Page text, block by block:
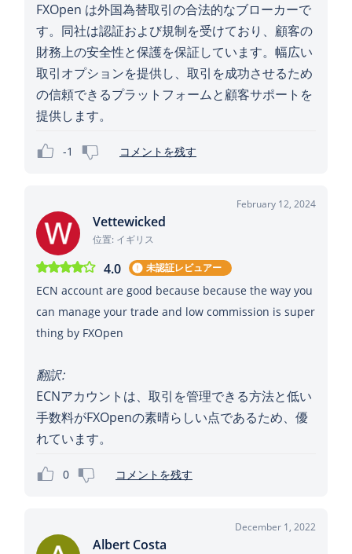
FXOpen は外国為替取引の合法的なブローカーで
す。同社は認証および規制を受けており、顧客の
財務上の安全性と保護を保証しています。幅広い
取引オプションを提供し、取引を成功させるため
の信頼できるプラットフォームと顧客サポートを
提供します。
-1 コメントを残す
February 12, 2024
Vettewicked
位置: イギリス
4.0 未認証レビュアー
ECN account are good because because the way you
can manage your trade and low commission is super
thing by FXOpen
翻訳:
ECNアカウントは、取引を管理できる方法と低い
手数料がFXOpenの素晴らしい点であるため、優
れています。
0 コメントを残す
December 1, 2022
Albert Costa